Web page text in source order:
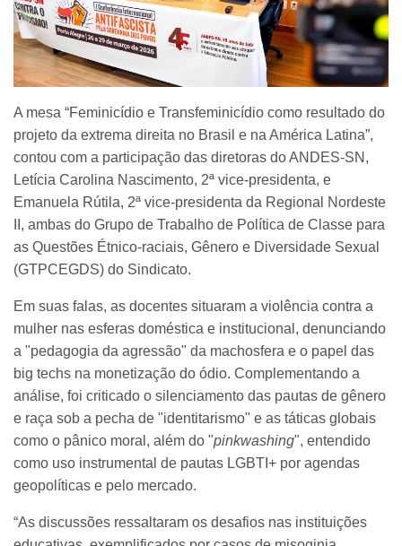
A mesa “Feminicídio e Transfeminicídio como resultado do
projeto da extrema direita no Brasil e na América Latina”,
contou com a participação das diretoras do ANDES-SN,
Letícia Carolina Nascimento, 2ª vice-presidenta, e
Emanuela Rútila, 2ª vice-presidenta da Regional Nordeste
II, ambas do Grupo de Trabalho de Política de Classe para
as Questões Étnico-raciais, Gênero e Diversidade Sexual
(GTPCEGDS) do Sindicato.
Em suas falas, as docentes situaram a violência contra a
mulher nas esferas doméstica e institucional, denunciando
a "pedagogia da agressão" da machosfera e o papel das
big techs na monetização do ódio. Complementando a
análise, foi criticado o silenciamento das pautas de gênero
e raça sob a pecha de "identitarismo" e as táticas globais
como o pânico moral, além do "pinkwashing", entendido
como uso instrumental de pautas LGBTI+ por agendas
geopolíticas e pelo mercado.
“As discussões ressaltaram os desafios nas instituições